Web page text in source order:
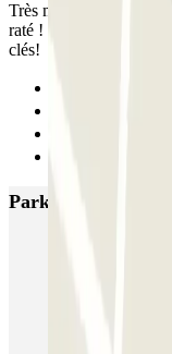
Très mecontent 1h
raté ! Et l'employé qui
clés!
Parkings más
SABA Estádio
Rua
JETPARK